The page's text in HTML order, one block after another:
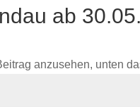
ab
anzusehen, unten